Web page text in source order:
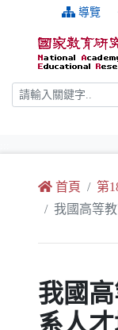
跳到主要內容 導覽
搜尋
首頁 第
我國高等
我國
系人